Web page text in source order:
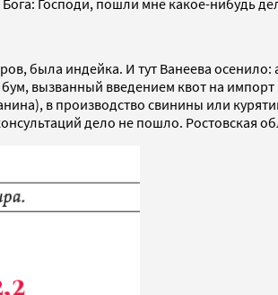
Господи, пошли мне какое-нибудь
была индейка. И тут Ванеева
вызванный введением квот на
в производство свинины или
дело не пошло. Ростовская